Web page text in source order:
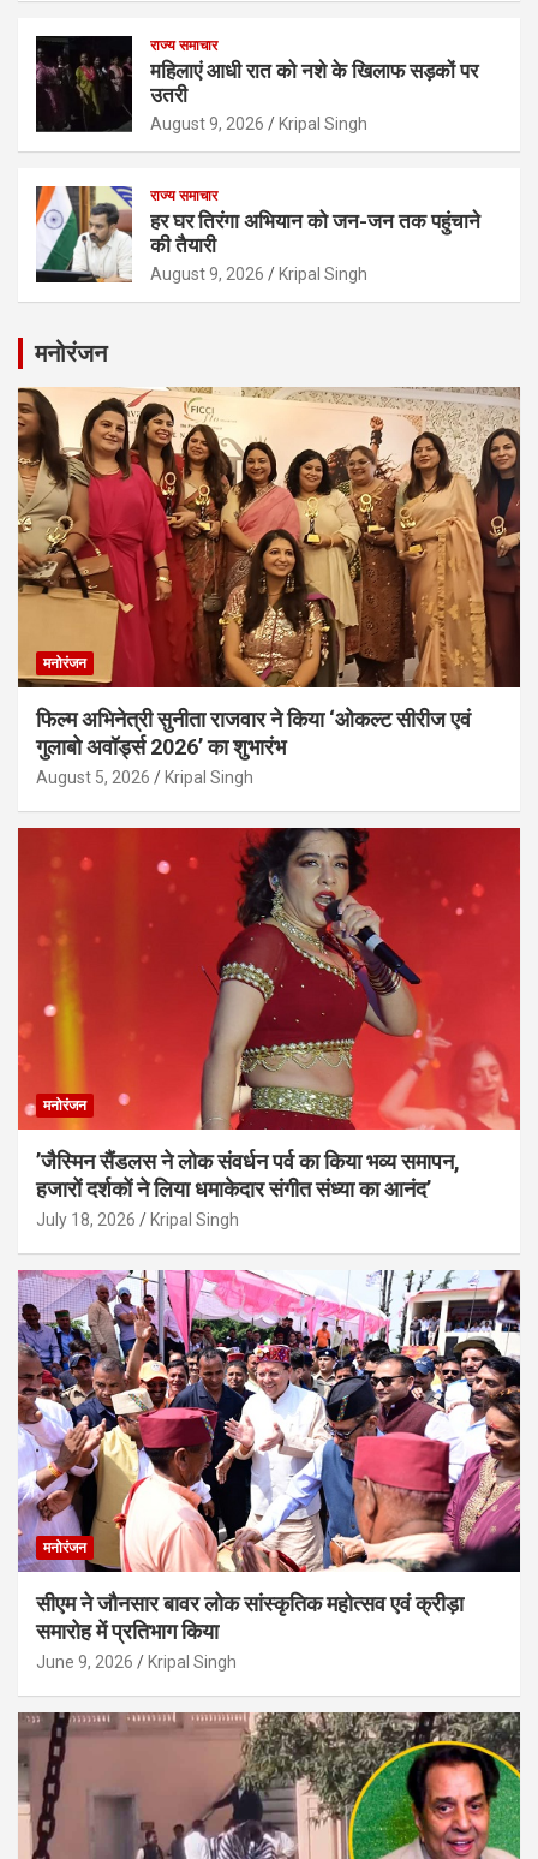
राज्य समाचार
महिलाएं आधी रात को नशे के खिलाफ सड़कों पर
उतरी
August 9, 2026 Kripal Singh
राज्य समाचार
हर घर तिरंगा अभियान को जन-जन तक पहुंचाने
की तैयारी
August 9, 2026 Kripal Singh
मनोरंजन
मनोरंजन
फिल्म अभिनेत्री सुनीता राजवार ने किया ‘ओकल्ट सीरीज एवं
गुलाबो अवॉर्ड्स 2026’ का शुभारंभ
August 5, 2026 Kripal Singh
मनोरंजन
’जैस्मिन सैंडलस ने लोक संवर्धन पर्व का किया भव्य समापन,
हजारों दर्शकों ने लिया धमाकेदार संगीत संध्या का आनंद’
July 18, 2026 Kripal Singh
मनोरंजन
सीएम ने जौनसार बावर लोक सांस्कृतिक महोत्सव एवं क्रीड़ा
समारोह में प्रतिभाग किया
June 9, 2026 Kripal Singh